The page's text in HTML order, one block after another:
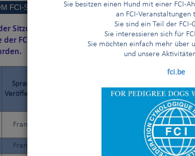
Sie besitzen einen Hund mit einer FCI-
an FCI-Veranstaltungen
Sie sind ein Teil der FCI-
Sie interessieren sich für
Sie möchten einfach mehr über
und unsere
fci.be
FCI-SEKRETARIAT INNERHALB DER LETZTEN 6
Sitzung des Vorstandes am 13. Juli 2011 in
der FCI-Standards (nach Veröffentlichungsdatum
Sprache der
Veröffentlichung
Französisch
MACEDONIAN SHEPHERD DOG
Französisch SABUESO